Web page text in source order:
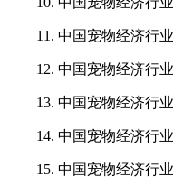
11. 中国宠物经济行业
12. 中国宠物经济行业
13. 中国宠物经济行业
14. 中国宠物经济行业
15. 中国宠物经济行业